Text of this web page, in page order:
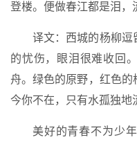
登楼。便做春江都是泪，
译文：西城的杨柳逗
的忧伤，眼泪很难收回
舟。绿色的原野，红色的
今你不在，只有水孤独地
美好的青春不为少